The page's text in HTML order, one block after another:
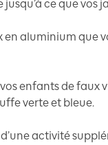
ce que vos
en aluminium que
enfants de faux
verte et bleue.
activité